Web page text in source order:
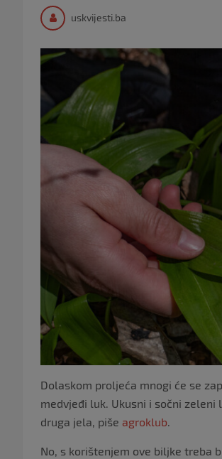
uskvijesti.ba
Dolaskom proljeća mnogi će se
medvjeđi luk. Ukusni i sočni
druga jela, piše agroklub.
No, s korištenjem ove biljke treba